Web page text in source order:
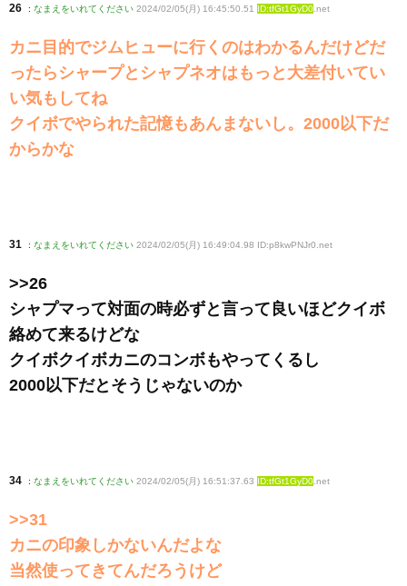
26 : なまえをいれてください 2024/02/05(月) 16:45:50.51 ID:tfGt1GyD0 .net
カニ目的でジムヒューに行くのはわかるんだけどだ
ったらシャープとシャプネオはもっと大差付いてい
い気もしてね
クイボでやられた記憶もあんまないし。2000以下だ
からかな
31 : なまえをいれてください 2024/02/05(月) 16:49:04.98 ID:p8kwPNJr0 .net
>>26
シャプマって対面の時必ずと言って良いほどクイボ
絡めて来るけどな
クイボクイボカニのコンボもやってくるし
2000以下だとそうじゃないのか
34 : なまえをいれてください 2024/02/05(月) 16:51:37.63 ID:tfGt1GyD0 .net
>>31
カニの印象しかないんだよな
当然使ってきてんだろうけど